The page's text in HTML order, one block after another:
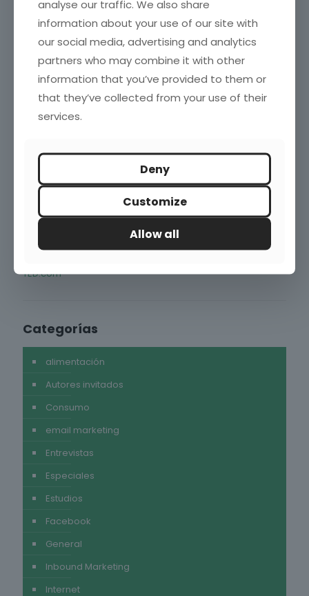
Blogroll
Investigación de Mercados en España
Marketing directo
Marketing News
Puromarketing
Robert Kozinets
Enlaces de interés
IAB – Spain
inteco.es
TED.com
Categorías
alimentación
Autores invitados
Consumo
email marketing
Entrevistas
Especiales
Estudios
Facebook
General
Inbound Marketing
Internet
analyse our traffic. We also share
information about your use of our site with
our social media, advertising and analytics
partners who may combine it with other
information that you’ve provided to them or
that they’ve collected from your use of their
services.
Deny
Customize
Allow all